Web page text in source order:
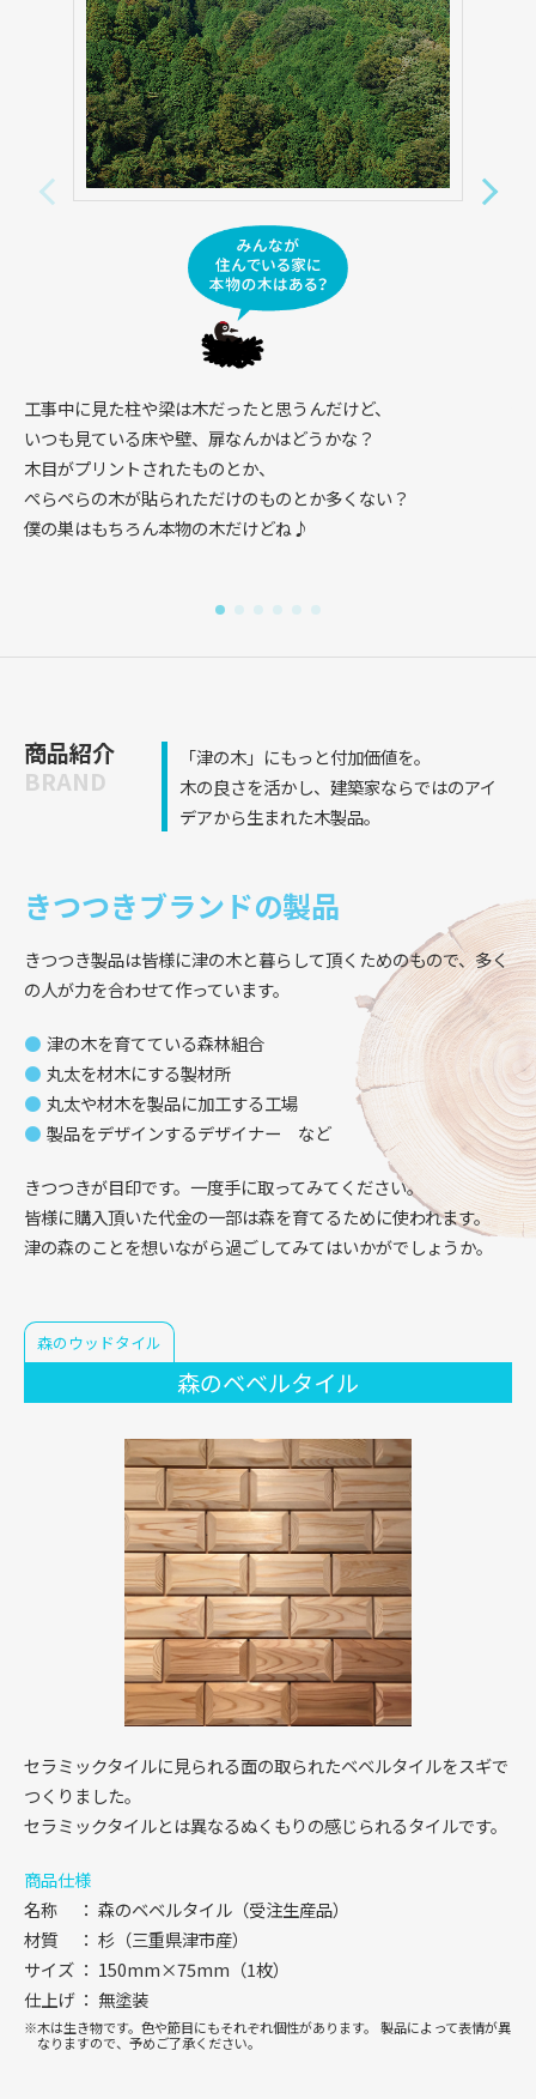
工事中に見た柱や梁は木だったと思うんだけど、
いつも見ている床や壁、扉なんかはどうかな？
木目がプリントされたものとか、
ぺらぺらの木が貼られただけのものとか多くない？
僕の巣はもちろん本物の木だけどね♪
商品紹介
BRAND
「津の木」にもっと付加価値を。
木の良さを活かし、建築家ならではのアイ
デアから生まれた木製品。
きつつきブランドの製品
きつつき製品は皆様に津の木と暮らして頂くためのもので、多く
の人が力を合わせて作っています。
津の木を育てている森林組合
丸太を材木にする製材所
丸太や材木を製品に加工する工場
製品をデザインするデザイナー など
きつつきが目印です。一度手に取ってみてください。
皆様に購入頂いた代金の一部は森を育てるために使われます。
津の森のことを想いながら過ごしてみてはいかがでしょうか。
森のウッドタイル
森のベベルタイル
セラミックタイルに見られる面の取られたベベルタイルをスギで
つくりました。
セラミックタイルとは異なるぬくもりの感じられるタイルです。
商品仕様
名称
森のベベルタイル（受注生産品）
材質
杉（三重県津市産）
サイズ
150mm×75mm（1枚）
仕上げ
無塗装
木は生き物です。色や節目にもそれぞれ個性があります。
製品によって表情が異
なりますので、予めご了承ください。